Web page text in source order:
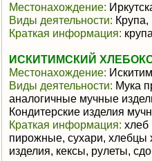
Местонахождение:
Виды деятельности:
Краткая информация:
ИСКИТИМСКИЙ
Местонахождение: Искитим
Виды деятельности: Мука
аналогичные мучные
Кондитерские изделия
Краткая информация: хлеб
пирожные, сухари, хлебцы
изделия, кексы, рулеты,